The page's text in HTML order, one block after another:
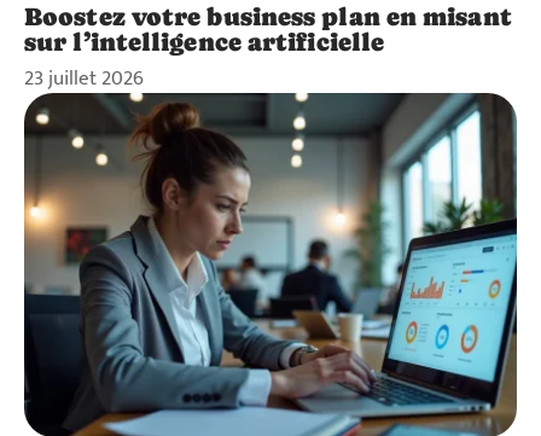
Boostez votre business plan en misant
sur l’intelligence artificielle
23 juillet 2026